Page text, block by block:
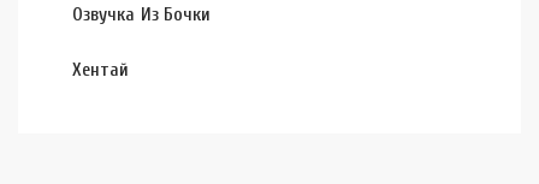
Озвучка Из Бочки
Хентай